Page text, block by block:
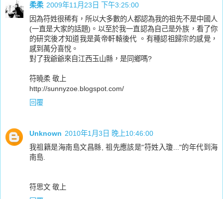
柔柔 2009年11月23日 下午3:25:00
因為符姓很稀有，所以大多數的人都認為我的祖先不是中國人
(一直是大家的話題)。以至於我一直認為自己是外族，看了你
的研究後才知道我是黃帝軒轅後代 。有種認祖歸宗的感覺，
感到萬分喜悅。
對了我爺爺來自江西玉山縣，是同鄉嗎?
符曉柔 敬上
http://sunnyzoe.blogspot.com/
回覆
Unknown 2010年1月3日 晚上10:46:00
我祖籍是海南島文昌縣, 祖先應該是"符姓入瓊..."的年代到海
南島.
符思文 敬上